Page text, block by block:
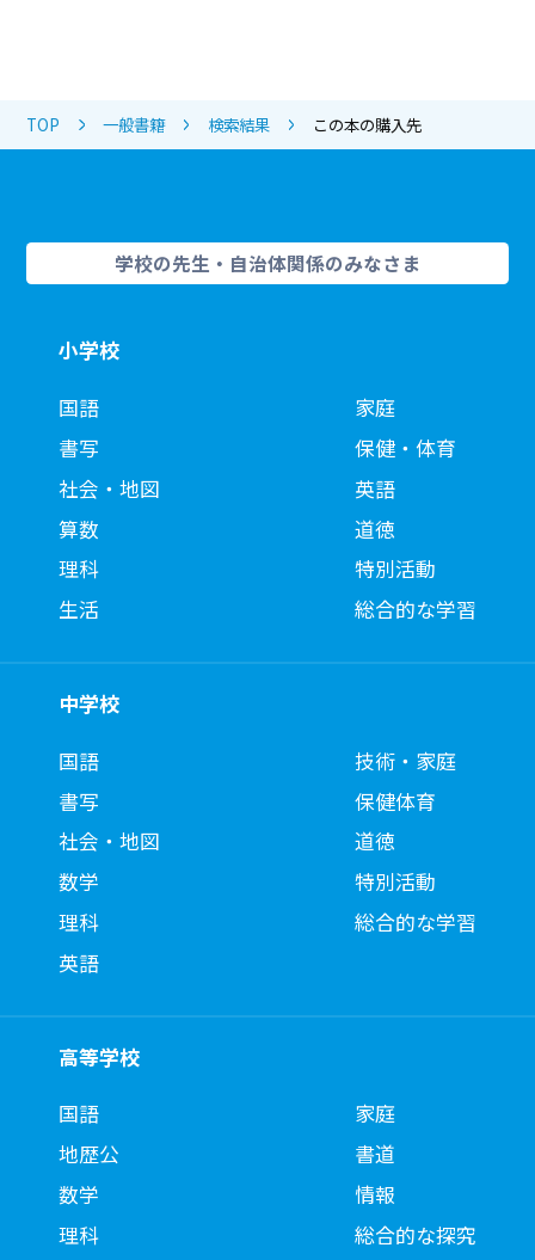
TOP 一般書籍 検索結果 この本の購入先
学校の先生・自治体関係のみなさま
小学校
国語
書写
社会・地図
算数
理科
生活
家庭
保健・体育
英語
道徳
特別活動
総合的な学習
中学校
国語
書写
社会・地図
数学
理科
英語
技術・家庭
保健体育
道徳
特別活動
総合的な学習
高等学校
国語
地歴公
数学
理科
家庭
書道
情報
総合的な探究